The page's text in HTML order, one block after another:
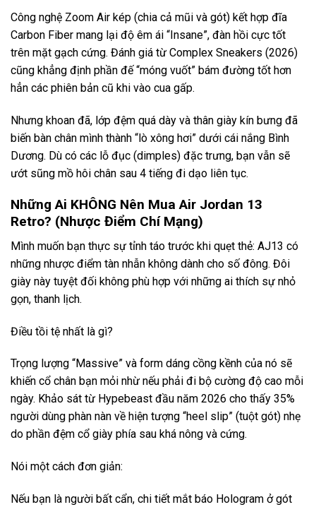
Công nghệ Zoom Air kép (chia cả mũi và gót) kết hợp đĩa
Carbon Fiber mang lại độ êm ái “Insane”, đàn hồi cực tốt
trên mặt gạch cứng. Đánh giá từ Complex Sneakers (2026)
cũng khẳng định phần đế “móng vuốt” bám đường tốt hơn
hẳn các phiên bản cũ khi vào cua gấp.
Nhưng khoan đã, lớp đệm quá dày và thân giày kín bưng đã
biến bàn chân mình thành “lò xông hơi” dưới cái nắng Bình
Dương. Dù có các lỗ đục (dimples) đặc trưng, bạn vẫn sẽ
ướt sũng mồ hôi chân sau 4 tiếng đi dạo liên tục.
Những Ai KHÔNG Nên Mua Air Jordan 13
Retro? (Nhược Điểm Chí Mạng)
Mình muốn bạn thực sự tỉnh táo trước khi quẹt thẻ: AJ13 có
những nhược điểm tàn nhẫn không dành cho số đông. Đôi
giày này tuyệt đối không phù hợp với những ai thích sự nhỏ
gọn, thanh lịch.
Điều tồi tệ nhất là gì?
Trọng lượng “Massive” và form dáng cồng kềnh của nó sẽ
khiến cổ chân bạn mỏi nhừ nếu phải đi bộ cường độ cao mỗi
ngày. Khảo sát từ Hypebeast đầu năm 2026 cho thấy 35%
người dùng phàn nàn về hiện tượng “heel slip” (tuột gót) nhẹ
do phần đệm cổ giày phía sau khá nông và cứng.
Nói một cách đơn giản:
Nếu bạn là người bất cẩn, chi tiết mắt báo Hologram ở gót